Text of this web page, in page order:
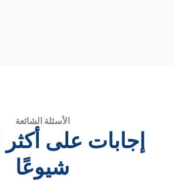
الأسئلة الشائعة
إجابات على أكثر
شيوعًا